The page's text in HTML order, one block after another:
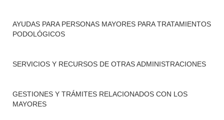
AYUDAS PARA PERSONAS MAYORES PARA TRATAMIENTOS
PODOLÓGICOS
SERVICIOS Y RECURSOS DE OTRAS ADMINISTRACIONES
GESTIONES Y TRÁMITES RELACIONADOS CON LOS
MAYORES